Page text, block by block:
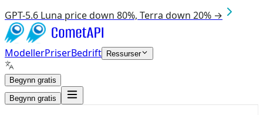
GPT-5.6 Luna price down 80%, Terra down 20% →
ModellerPriserBedrift Ressurser
Begynn gratis
Begynn gratis